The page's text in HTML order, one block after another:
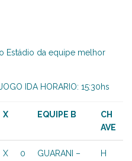
Estádio da equipe melhor
IDA HORARIO: 15:30hs
X EQUIPE B
CH
AVE
X
0
GUARANI –
H